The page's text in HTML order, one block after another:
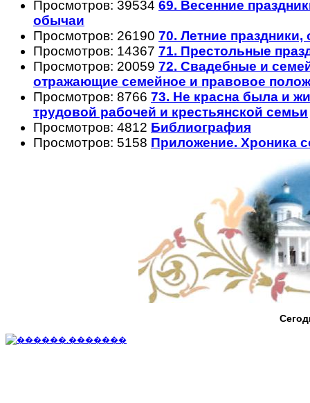
Просмотров: 39534 69. Весенние
обычаи
Просмотров: 26190 70. Летние
Просмотров: 14367 71. Престольные
Просмотров: 20059 72. Свадебные и
отражающие семейное и правовое
Просмотров: 8766 73. Не красна была и
трудовой рабочей и крестьянской семьи
Просмотров: 4812 Библиография
Просмотров: 5158 Приложение. Хроника